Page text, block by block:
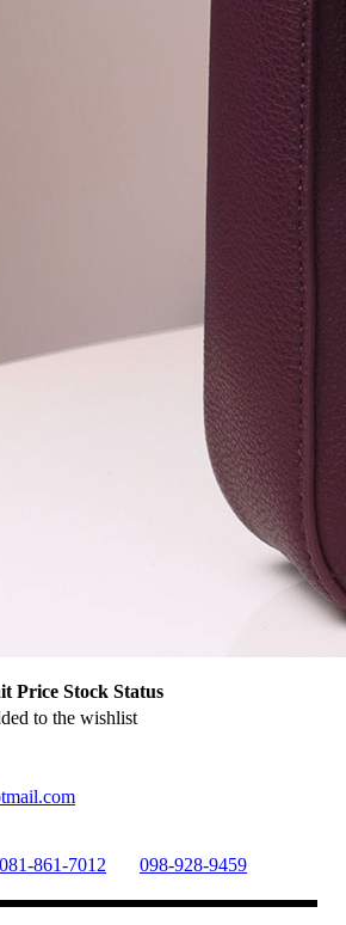
Price Stock Status
to the wishlist
081-861-7012 098-928-9459